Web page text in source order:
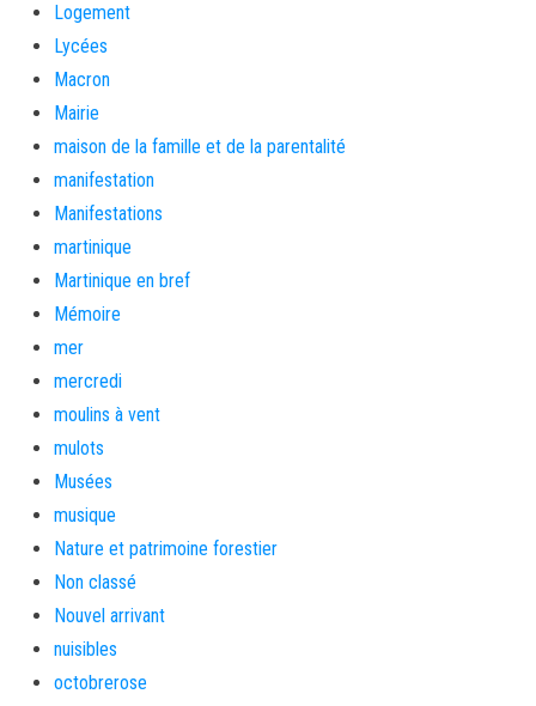
Logement
Lycées
Macron
Mairie
maison de la famille et de la parentalité
manifestation
Manifestations
martinique
Martinique en bref
Mémoire
mer
mercredi
moulins à vent
mulots
Musées
musique
Nature et patrimoine forestier
Non classé
Nouvel arrivant
nuisibles
octobrerose